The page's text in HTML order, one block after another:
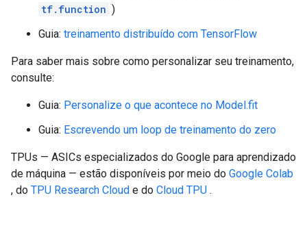
tf.function )
Guia: treinamento distribuído com TensorFlow
Para saber mais sobre como personalizar seu treinamento,
consulte:
Guia: Personalize o que acontece no Model.fit
Guia: Escrevendo um loop de treinamento do zero
TPUs — ASICs especializados do Google para aprendizado
de máquina — estão disponíveis por meio do Google Colab
, do TPU Research Cloud e do Cloud TPU .